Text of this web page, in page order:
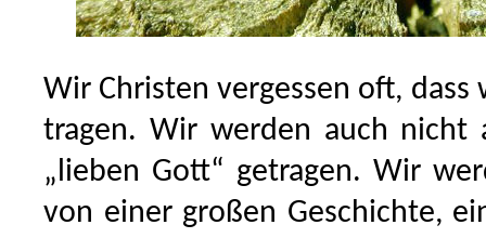
Wir Christen vergessen oft,
tragen. Wir werden auch nicht
„lieben Gott“ getragen. Wir
von einer großen Geschichte,